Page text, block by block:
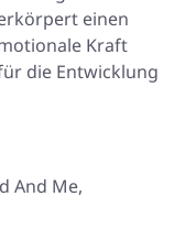
einen
Kraft
die Entwicklung
And Me,